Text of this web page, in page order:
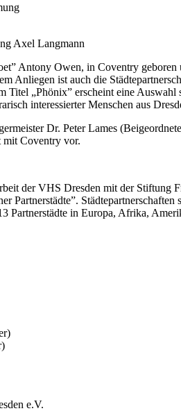
Axel Langmann
Antony Owen, in Coventry
Anliegen ist auch die
„Phönix” erscheint eine Auswahl
interessierter Menschen aus
Dr. Peter Lames
mit Coventry vor.
der VHS Dresden mit der Stiftung
Partnerstädte”.
Partnerstädte in Europa, Afrika,
e.V.